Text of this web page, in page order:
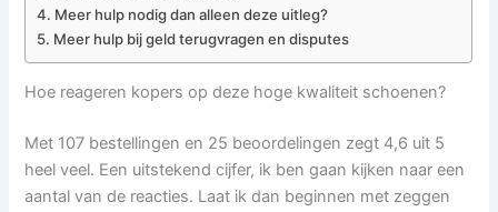
Meer hulp nodig dan alleen deze uitleg?
Meer hulp bij geld terugvragen en disputes
Hoe reageren kopers op deze hoge kwaliteit schoenen?
Met 107 bestellingen en 25 beoordelingen zegt 4,6 uit 5
heel veel. Een uitstekend cijfer, ik ben gaan kijken naar een
aantal van de reacties. Laat ik dan beginnen met zeggen